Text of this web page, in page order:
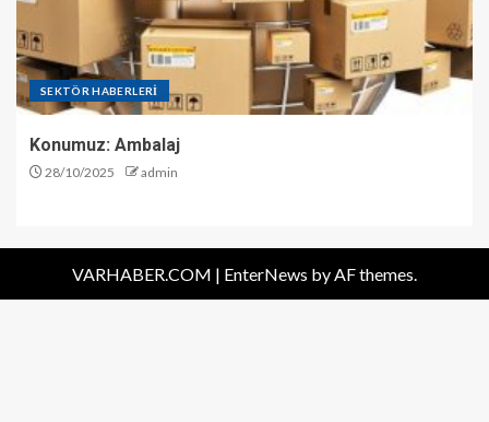
SEKTÖR HABERLERİ
Konumuz: Ambalaj
28/10/2025 admin
VARHABER.COM | EnterNews by AF themes.